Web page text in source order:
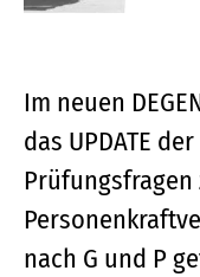
Im neuen
das UPDATE
Prüfungsfragen
nach G und P